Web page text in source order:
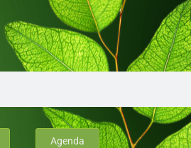
Agenda